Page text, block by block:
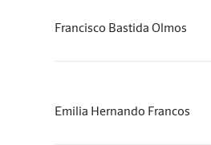
Francisco Bastida Olmos
Emilia Hernando Francos